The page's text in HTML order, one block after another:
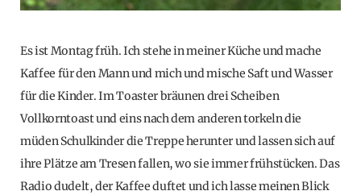
Es ist Montag früh. Ich stehe in meiner Küche und mache
Kaffee für den Mann und mich und mische Saft und Wasser
für die Kinder. Im Toaster bräunen drei Scheiben
Vollkorntoast und eins nach dem anderen torkeln die
müden Schulkinder die Treppe herunter und lassen sich auf
ihre Plätze am Tresen fallen, wo sie immer frühstücken. Das
Radio dudelt, der Kaffee duftet und ich lasse meinen Blick